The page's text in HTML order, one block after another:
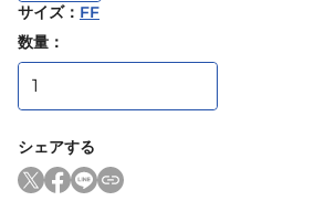
サイズ： FF
数量：
シェアする